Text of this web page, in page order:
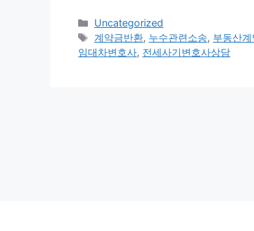
Categories
Uncategorized
Tags
계약금반환, 누수관련소송, 부동산계
임대차변호사, 전세사기변호사상담